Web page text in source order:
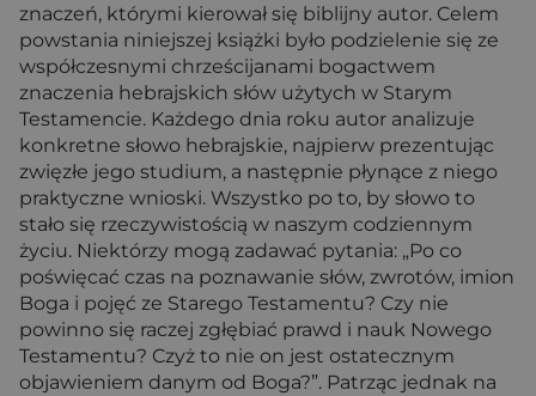
znaczeń, którymi kierował się biblijny autor. Celem
powstania niniejszej książki było podzielenie się ze
współczesnymi chrześcijanami bogactwem
znaczenia hebrajskich słów użytych w Starym
Testamencie. Każdego dnia roku autor analizuje
konkretne słowo hebrajskie, najpierw prezentując
zwięzłe jego studium, a następnie płynące z niego
praktyczne wnioski. Wszystko po to, by słowo to
stało się rzeczywistością w naszym codziennym
życiu. Niektórzy mogą zadawać pytania: „Po co
poświęcać czas na poznawanie słów, zwrotów, imion
Boga i pojęć ze Starego Testamentu? Czy nie
powinno się raczej zgłębiać prawd i nauk Nowego
Testamentu? Czyż to nie on jest ostatecznym
objawieniem danym od Boga?”. Patrząc jednak na